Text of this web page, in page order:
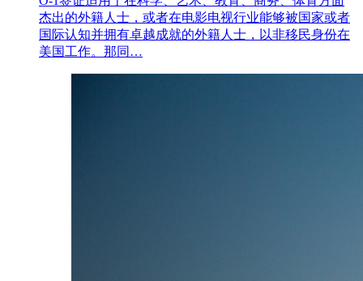
杰出的外籍人士，或者在电影电视行业能够被国家或者
国际认知并拥有卓越成就的外籍人士，以非移民身份在
美国工作。那同…